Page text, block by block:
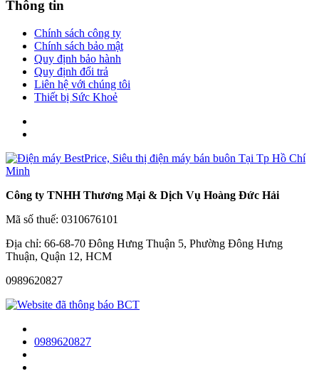
Thông tin
Chính sách công ty
Chính sách bảo mật
Quy định bảo hành
Quy định đổi trả
Liên hệ với chúng tôi
Thiết bị Sức Khoẻ
Công ty TNHH Thương Mại & Dịch Vụ Hoàng Đức Hải
Mã số thuế: 0310676101
Địa chỉ: 66-68-70 Đông Hưng Thuận 5, Phường Đông Hưng
Thuận, Quận 12, HCM
0989620827
0989620827